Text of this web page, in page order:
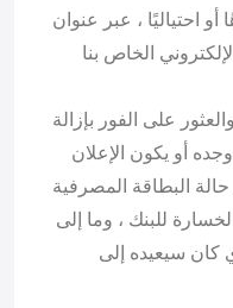
احتياليًا ، عبر عنوان
على الفور بإزالة
أو يكون الإعلان
البطاقة المصرفية
للبنك ، وما إلى
كان سيعيده إلى